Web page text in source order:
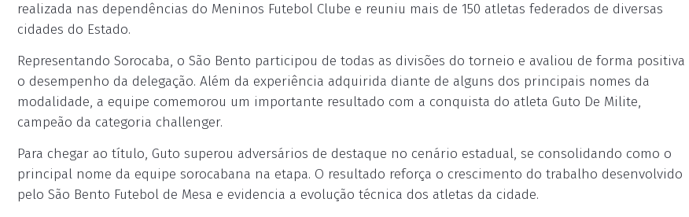
realizada nas dependências do Meninos Futebol Clube e reuniu mais de 150 atletas federados de diversas
cidades do Estado.
Representando Sorocaba, o São Bento participou de todas as divisões do torneio e avaliou de forma positiva
o desempenho da delegação. Além da experiência adquirida diante de alguns dos principais nomes da
modalidade, a equipe comemorou um importante resultado com a conquista do atleta Guto De Milite,
campeão da categoria challenger.
Para chegar ao título, Guto superou adversários de destaque no cenário estadual, se consolidando como o
principal nome da equipe sorocabana na etapa. O resultado reforça o crescimento do trabalho desenvolvido
pelo São Bento Futebol de Mesa e evidencia a evolução técnica dos atletas da cidade.